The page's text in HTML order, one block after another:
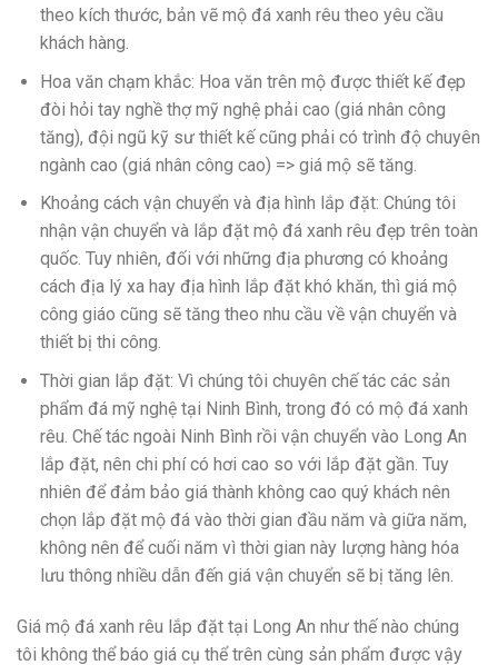
theo kích thước, bản vẽ mộ đá xanh rêu theo yêu cầu
khách hàng.
Hoa văn chạm khắc: Hoa văn trên mộ được thiết kế đẹp
đòi hỏi tay nghề thợ mỹ nghệ phải cao (giá nhân công
tăng), đội ngũ kỹ sư thiết kế cũng phải có trình độ chuyên
ngành cao (giá nhân công cao) => giá mộ sẽ tăng.
Khoảng cách vận chuyển và địa hình lắp đặt: Chúng tôi
nhận vận chuyển và lắp đặt mộ đá xanh rêu đẹp trên toàn
quốc. Tuy nhiên, đối với những địa phương có khoảng
cách địa lý xa hay địa hình lắp đặt khó khăn, thì giá mộ
công giáo cũng sẽ tăng theo nhu cầu về vận chuyển và
thiết bị thi công.
Thời gian lắp đặt: Vì chúng tôi chuyên chế tác các sản
phẩm đá mỹ nghệ tại Ninh Bình, trong đó có mộ đá xanh
rêu. Chế tác ngoài Ninh Bình rồi vận chuyển vào Long An
lắp đặt, nên chi phí có hơi cao so với lắp đặt gần. Tuy
nhiên để đảm bảo giá thành không cao quý khách nên
chọn lắp đặt mộ đá vào thời gian đầu năm và giữa năm,
không nên để cuối năm vì thời gian này lượng hàng hóa
lưu thông nhiều dẫn đến giá vận chuyển sẽ bị tăng lên.
Giá mộ đá xanh rêu lắp đặt tại Long An như thế nào chúng
tôi không thể báo giá cụ thể trên cùng sản phẩm được vậy